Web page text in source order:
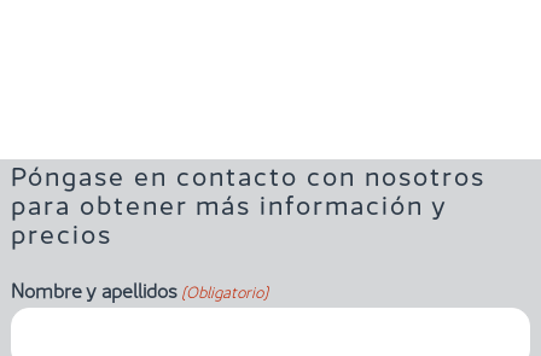
Póngase en contacto con nosotros
para obtener más información y
precios
Nombre y apellidos(Obligatorio)